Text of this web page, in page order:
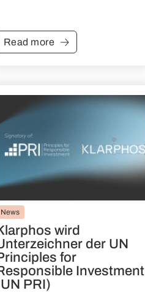
Read more
News
wird
der UN
for
Investment
PRI)